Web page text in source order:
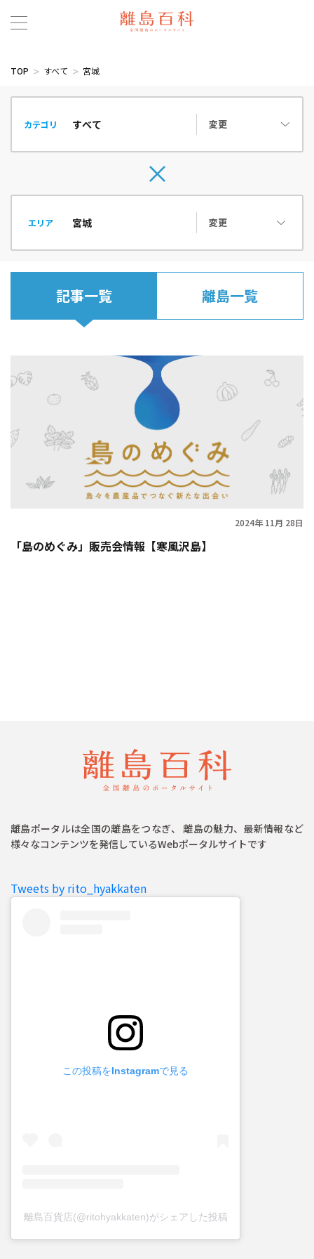
TOP すべて 宮城
カテゴリ 変更
エリア 変更
記事一覧 離島一覧
2024年 11月 28日
「島のめぐみ」販売会情報【寒風沢島】
離島ポータルは全国の離島をつなぎ、 離島の魅力、最新情報など
様々なコンテンツを発信しているWebポータルサイトです
Tweets by rito_hyakkaten
この投稿をInstagramで見る
離島百貨店(@ritohyakkaten)がシェアした投稿